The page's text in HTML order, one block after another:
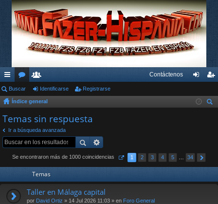
nl
ac
es
rá
pi
or
os
su
ari
os
Contáctenos
nti ist
Buscar Identificarse Registrarse
Índice general
Temas sin respuesta
Ir a búsqueda avanzada
Se encontraron más de 1000 coincidencias 1 2 3 4 5 34
Temas
Taller en Málaga capital
por David Ortiz » 14 Jul 2026 11:03 » en Foro General